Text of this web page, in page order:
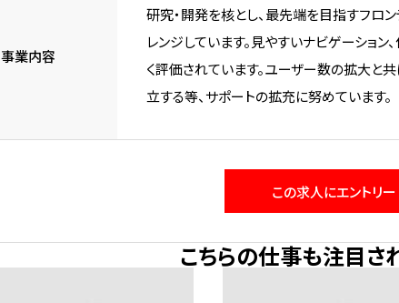
事業内容
研究・開発を核とし、最先端を目指すフロ
レンジしています。見やすいナビゲーショ
く評価されています。ユーザー数の拡大と
立する等、サポートの拡充に努めています。
この求人にエントリー
こちらの仕事も注目さ